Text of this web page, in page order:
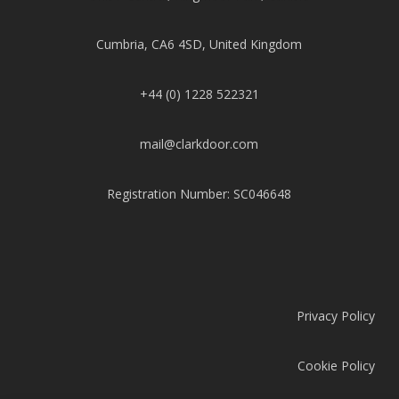
Cumbria, CA6 4SD, United Kingdom
+44 (0) 1228 522321
mail@clarkdoor.com
Registration Number: SC046648
Privacy Policy
Cookie Policy